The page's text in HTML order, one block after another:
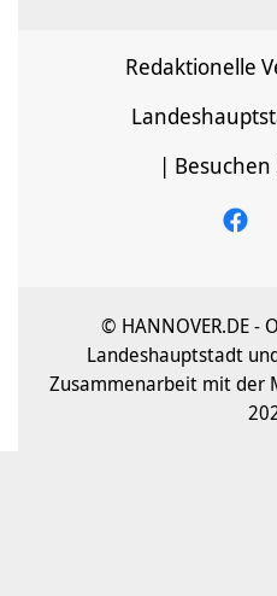
Redaktionelle
| Besuchen
© HANNOVER.DE -
Landeshauptstadt
Zusammenarbeit mit der